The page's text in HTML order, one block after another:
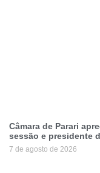
Câmara de Parari
sessão e presidente
7 de agosto de 2026